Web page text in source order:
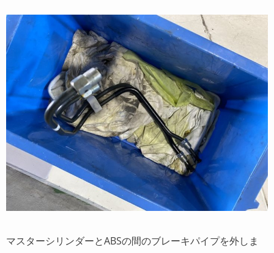
マスターシリンダーとABSの間のブレーキパイプを外しま